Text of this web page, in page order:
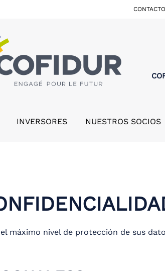
CONTACTO
INVERSORES NUESTROS SOCIOS
máximo nivel de protección de sus